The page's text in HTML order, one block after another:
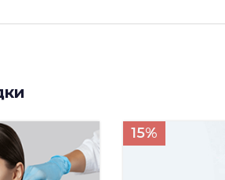
15%